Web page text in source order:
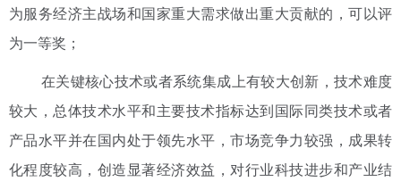
为服务经济主战场和国家重大需求做出重大贡献的，可以评
为一等奖；
在关键核心技术或者系统集成上有较大创新，技术难度
较大，总体技术水平和主要技术指标达到国际同类技术或者
产品水平并在国内处于领先水平，市场竞争力较强，成果转
化程度较高，创造显著经济效益，对行业科技进步和产业结